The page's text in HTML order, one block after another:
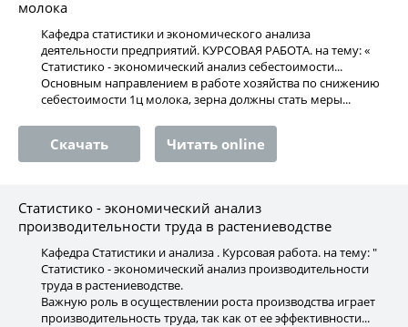
молока
Кафедра статистики и экономического анализа
деятельности предприятий. КУРСОВАЯ РАБОТА. на тему: «
Статистико - экономический анализ себестоимости...
Основным направлением в работе хозяйства по снижению
себестоимости 1ц молока, зерна должны стать меры...
Скачать Читать online
Статистико - экономический анализ
производительности труда в растениеводстве
Кафедра Статистики и анализа . Курсовая работа. на тему: "
Статистико - экономический анализ производительности
труда в растениеводстве.
Важную роль в осуществлении роста производства играет
производительность труда, так как от ее эффективности...